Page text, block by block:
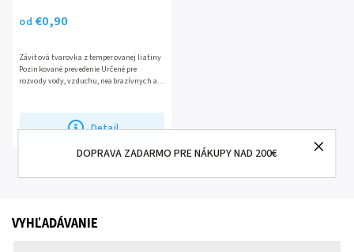
DOPRAVA ZADARMO PRE NÁKUPY NAD 200€
od €0,90
Detail
Závitová tvarovka z temperovanej liatiny
Pozinkované prevedenie Určené pre
rozvody vody, vzduchu, neabrazívnych a
VYHĽADÁVANIE